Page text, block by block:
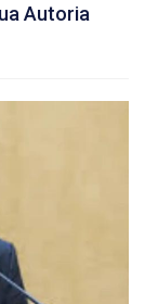
Autoria